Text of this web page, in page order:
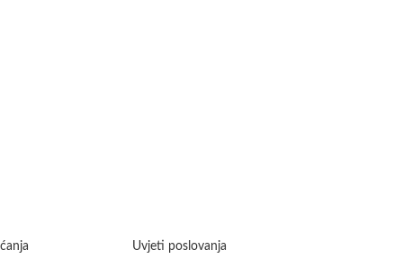
Uvjeti poslovanja